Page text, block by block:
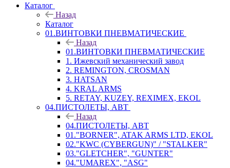
Каталог
Назад
Каталог
01.ВИНТОВКИ ПНЕВМАТИЧЕСКИЕ
Назад
01.ВИНТОВКИ ПНЕВМАТИЧЕСКИЕ
1. Ижевский механический завод
2. REMINGTON, CROSMAN
3. HATSAN
4. KRAL ARMS
5. RETAY, KUZEY, REXIMEX, EKOL
04.ПИСТОЛЕТЫ, АВТ
Назад
04.ПИСТОЛЕТЫ, АВТ
01."BORNER", ATAK ARMS LTD, EKOL
02."KWC (CYBERGUN)" / "STALKER"
03."GLETCHER", "GUNTER"
04."UMAREX", "ASG"